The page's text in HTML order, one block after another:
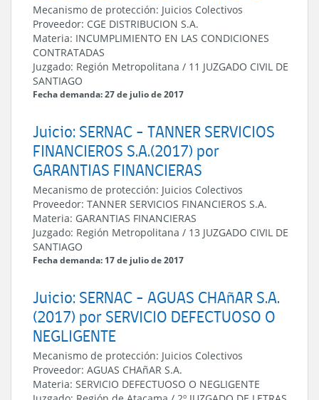
Mecanismo de protección: Juicios Colectivos
Proveedor: CGE DISTRIBUCION S.A.
Materia: INCUMPLIMIENTO EN LAS CONDICIONES
CONTRATADAS
Juzgado: Región Metropolitana / 11 JUZGADO CIVIL DE
SANTIAGO
Fecha demanda: 27 de julio de 2017
Juicio: SERNAC - TANNER SERVICIOS
FINANCIEROS S.A.(2017) por
GARANTIAS FINANCIERAS
Mecanismo de protección: Juicios Colectivos
Proveedor: TANNER SERVICIOS FINANCIEROS S.A.
Materia: GARANTIAS FINANCIERAS
Juzgado: Región Metropolitana / 13 JUZGADO CIVIL DE
SANTIAGO
Fecha demanda: 17 de julio de 2017
Juicio: SERNAC - AGUAS CHAñAR S.A.
(2017) por SERVICIO DEFECTUOSO O
NEGLIGENTE
Mecanismo de protección: Juicios Colectivos
Proveedor: AGUAS CHAñAR S.A.
Materia: SERVICIO DEFECTUOSO O NEGLIGENTE